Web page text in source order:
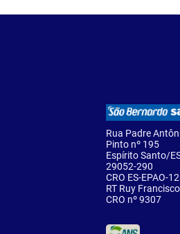
Rua Padre
Pinto nº 195
Espírito Santo/
29052-290
CRO ES-EPAO-
RT Ruy
CRO nº 9307